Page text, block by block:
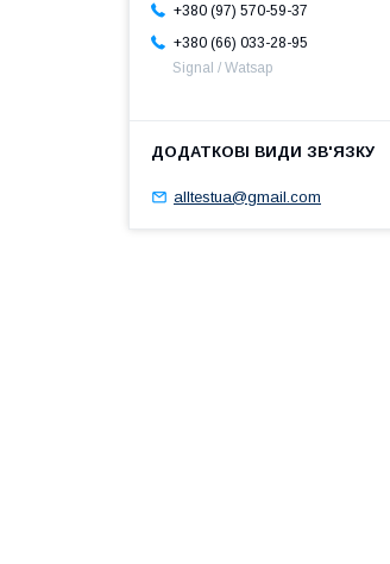
+380 (97) 570-59-37
+380 (66) 033-28-95
Signal / Watsap
alltestua@gmail.com